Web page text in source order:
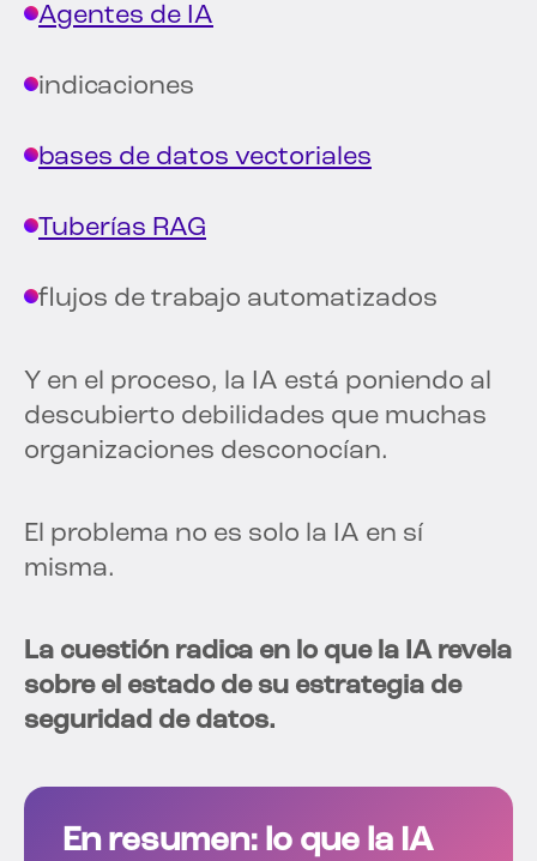
Agentes de IA
indicaciones
bases de datos vectoriales
Tuberías RAG
flujos de trabajo automatizados
Y en el proceso, la IA está poniendo al
descubierto debilidades que muchas
organizaciones desconocían.
El problema no es solo la IA en sí
misma.
La cuestión radica en lo que la IA revela
sobre el estado de su estrategia de
seguridad de datos.
En resumen: lo que la IA